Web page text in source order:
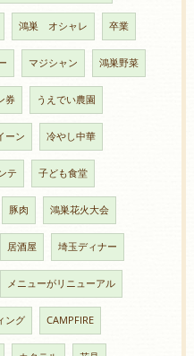
鴻巣 オシャレ 卒業
マジシャン 鴻巣野菜
券 うえでい農園
ーン 冷やし中華
テ 子ども食堂
豚肉 鴻巣花火大会
居酒屋 埼玉ディナー
メニューがリニューアル
ング CAMPFIRE